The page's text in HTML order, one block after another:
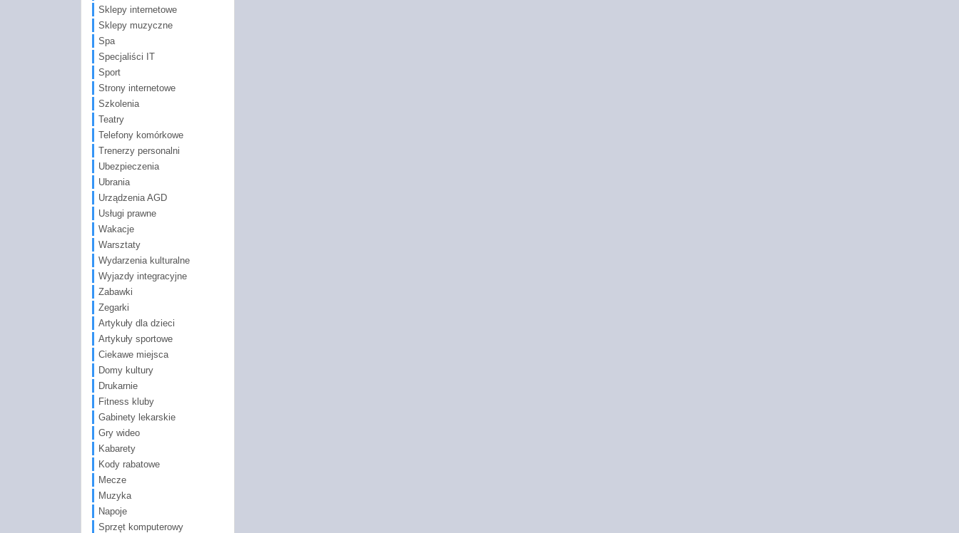
Sklepy internetowe
Sklepy muzyczne
Spa
Specjaliści IT
Sport
Strony internetowe
Szkolenia
Teatry
Telefony komórkowe
Trenerzy personalni
Ubezpieczenia
Ubrania
Urządzenia AGD
Usługi prawne
Wakacje
Warsztaty
Wydarzenia kulturalne
Wyjazdy integracyjne
Zabawki
Zegarki
Artykuły dla dzieci
Artykuły sportowe
Ciekawe miejsca
Domy kultury
Drukarnie
Fitness kluby
Gabinety lekarskie
Gry wideo
Kabarety
Kody rabatowe
Mecze
Muzyka
Napoje
Sprzęt komputerowy